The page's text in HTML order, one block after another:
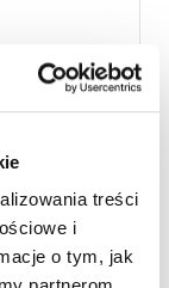
treści
i
o tym, jak